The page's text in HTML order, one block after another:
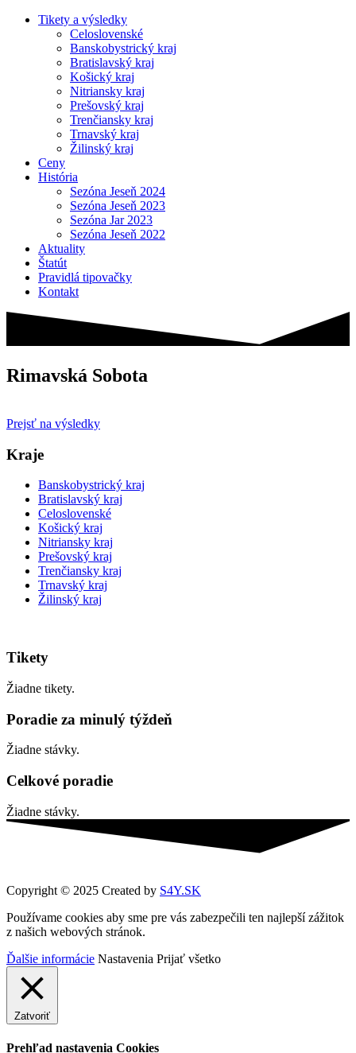
Tikety a výsledky
Celoslovenské
Banskobystrický kraj
Bratislavský kraj
Košický kraj
Nitriansky kraj
Prešovský kraj
Trenčiansky kraj
Trnavský kraj
Žilinský kraj
Ceny
História
Sezóna Jeseň 2024
Sezóna Jeseň 2023
Sezóna Jar 2023
Sezóna Jeseň 2022
Aktuality
Štatút
Pravidlá tipovačky
Kontakt
Rimavská Sobota
Prejsť na výsledky
Kraje
Banskobystrický kraj
Bratislavský kraj
Celoslovenské
Košický kraj
Nitriansky kraj
Prešovský kraj
Trenčiansky kraj
Trnavský kraj
Žilinský kraj
Tikety
Žiadne tikety.
Poradie za minulý týždeň
Žiadne stávky.
Celkové poradie
Žiadne stávky.
Copyright © 2025 Created by S4Y.SK
Používame cookies aby sme pre vás zabezpečili ten najlepší zážitok
z našich webových stránok.
Ďalšie informácie Nastavenia Prijať všetko
Zatvoriť
Prehľad nastavenia Cookies